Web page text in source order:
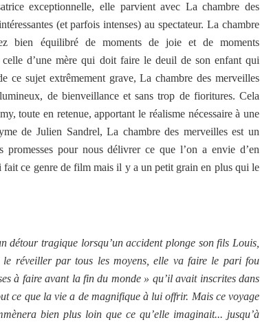
exceptionnelle, elle parvient avec La chambre des
(et parfois intenses) au spectateur. La chambre
bien équilibré de moments de joie et de moments
celle d’une mère qui doit faire le deuil de son enfant qui
ce sujet extrêmement grave, La chambre des merveilles
de bienveillance et sans trop de fioritures. Cela
toute en retenue, apportant le réalisme nécessaire à une
de Julien Sandrel, La chambre des merveilles est un
promesses pour nous délivrer ce que l’on a envie d’en
fait ce genre de film mais il y a un petit grain en plus qui le
détour tragique lorsqu’un accident plonge son fils Louis,
réveiller par tous les moyens, elle va faire le pari fou
à faire avant la fin du monde » qu’il avait inscrites dans
ce que la vie a de magnifique à lui offrir. Mais ce voyage
bien plus loin que ce qu’elle imaginait... jusqu’à